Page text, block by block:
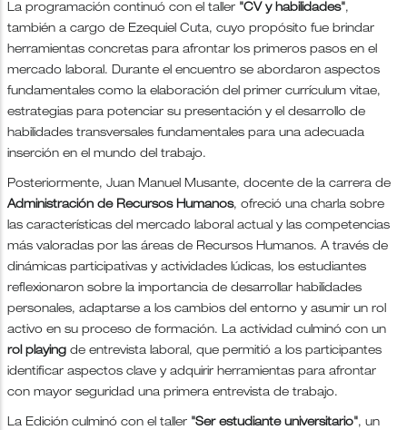
La programación continuó con el taller "CV y habilidades",
también a cargo de Ezequiel Cuta, cuyo propósito fue brindar
herramientas concretas para afrontar los primeros pasos en el
mercado laboral. Durante el encuentro se abordaron aspectos
fundamentales como la elaboración del primer currículum vitae,
estrategias para potenciar su presentación y el desarrollo de
habilidades transversales fundamentales para una adecuada
inserción en el mundo del trabajo.
Posteriormente, Juan Manuel Musante, docente de la carrera de
Administración de Recursos Humanos, ofreció una charla sobre
las características del mercado laboral actual y las competencias
más valoradas por las áreas de Recursos Humanos. A través de
dinámicas participativas y actividades lúdicas, los estudiantes
reflexionaron sobre la importancia de desarrollar habilidades
personales, adaptarse a los cambios del entorno y asumir un rol
activo en su proceso de formación. La actividad culminó con un
rol playing de entrevista laboral, que permitió a los participantes
identificar aspectos clave y adquirir herramientas para afrontar
con mayor seguridad una primera entrevista de trabajo.
La Edición culminó con el taller "Ser estudiante universitario", un